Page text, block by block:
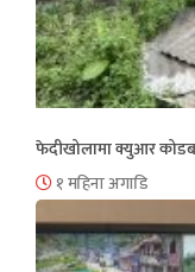
फेदीखोलामा क्युआर
१ महिना अगाडि